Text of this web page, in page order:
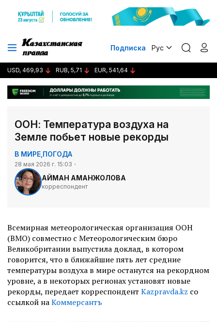
Подписка Рус
USD, 469,93 RUB, 5,71 EUR, 541,64
ООН: Температура воздуха на
Земле побьет новые рекорды
В МИРЕ ПОГОДА
28 мая 2026 г. 15:03
АЙМАН АМАНЖОЛОВА
корреспондент
Всемирная метеорологическая организация ООН
(ВМО) совместно с Метеорологическим бюро
Великобритании выпустила доклад, в котором
говорится, что в ближайшие пять лет средние
температуры воздуха в мире останутся на рекордном
уровне, а в некоторых регионах установят новые
рекорды, передает корреспондент Kazpravda.kz со
ссылкой наКоммерсантъ